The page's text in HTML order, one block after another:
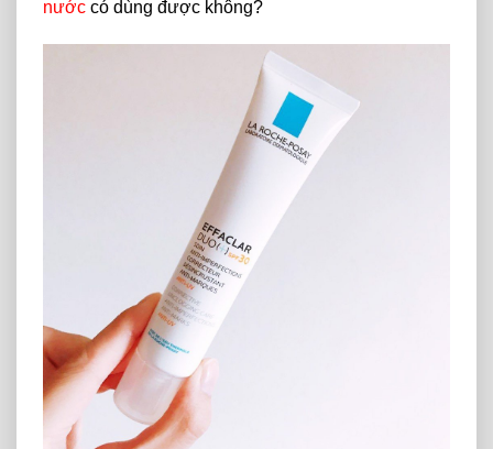
nước có dùng được không?